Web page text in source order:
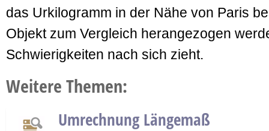
das Urkilogramm in der Nähe von Paris
Objekt zum Vergleich herangezogen
Schwierigkeiten nach sich zieht.
Weitere Themen:
Umrechnung Längemaß